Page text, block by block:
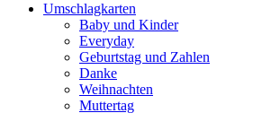
Umschlagkarten
Baby und Kinder
Everyday
Geburtstag und Zahlen
Danke
Weihnachten
Muttertag